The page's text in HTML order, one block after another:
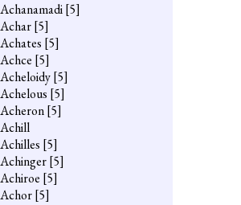
Achanamadi[5]
Achar[5]
Achates [5]
Achce [5]
Acheloidy[5]
Achelous [5]
Acheron[5]
Achill
Achilles [5]
Achinger[5]
Achiroe [5]
Achor[5]